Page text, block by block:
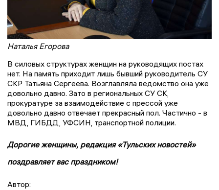
Наталья Егорова
В силовых структурах женщин на руководящих постах
нет. На память приходит лишь бывший руководитель СУ
СКР Татьяна Сергеева. Возглавляла ведомство она уже
довольно давно. Зато в региональных СУ СК,
прокуратуре за взаимодействие с прессой уже
довольно давно отвечает прекрасный пол. Частично - в
МВД, ГИБДД, УФСИН, транспортной полиции.
Дорогие женщины, редакция «Тульских новостей»
поздравляет вас праздником!
Автор: